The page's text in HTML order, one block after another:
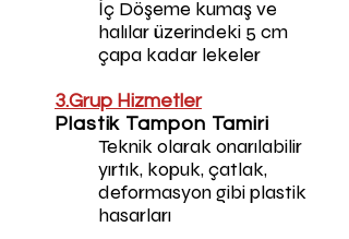
İç Döşeme kumaş ve
halılar üzerindeki 5 cm
çapa kadar lekeler
3.Grup Hizmetler
Plastik Tampon Tamiri
Teknik olarak onarılabilir
yırtık, kopuk, çatlak,
deformasyon gibi plastik
hasarları